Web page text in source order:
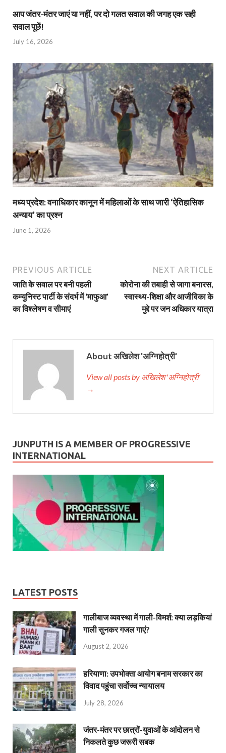
आप जंतर-मंतर जाएं या नहीं, पर दो गलत सवाल की जगह एक सही
सवाल पूछें!
July 16, 2026
मध्य प्रदेश: वनाधिकार कानून में महिलाओं के साथ जारी ‘ऐतिहासिक
अन्याय’ का प्रश्न
June 1, 2026
PREVIOUS ARTICLE
जाति के सवाल पर बनी पहली
कम्युनिस्ट पार्टी के संदर्भ में ‘माफुआ’
का विश्लेषण व सीमाएं
NEXT ARTICLE
कोरोना की तबाही से जागा बनारस,
स्वास्थ्य-शिक्षा और आजीविका के
मुद्दे पर जन अधिकार यात्रा
About अखिलेश 'अग्निहोत्री'
View all posts by अखिलेश 'अग्निहोत्री'
→
JUNPUTH IS A MEMBER OF PROGRESSIVE
INTERNATIONAL
LATEST POSTS
गालीबाज व्‍यवस्‍था में गाली-विमर्श: क्या लड़कियां
गाली सुनकर गजल गाएं?
August 2, 2026
हरियाणा: उपभोक्ता आयोग बनाम सरकार का
विवाद पहुंचा सर्वोच्च न्यायालय
July 28, 2026
जंतर-मंतर पर छात्रों-युवाओं के आंदोलन से
निकलते कुछ जरूरी सबक